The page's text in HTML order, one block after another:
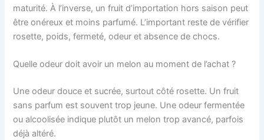
maturité. À l’inverse, un fruit d’importation hors saison peut
être onéreux et moins parfumé. L’important reste de vérifier
rosette, poids, fermeté, odeur et absence de chocs.
Quelle odeur doit avoir un melon au moment de l’achat ?
Une odeur douce et sucrée, surtout côté rosette. Un fruit
sans parfum est souvent trop jeune. Une odeur fermentée
ou alcoolisée indique plutôt un melon trop avancé, parfois
déjà altéré.